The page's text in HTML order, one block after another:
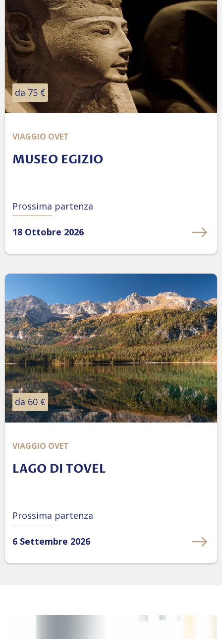
da 75 €
VIAGGIO OVET
MUSEO EGIZIO
Prossima partenza
18 Ottobre 2026
da 60 €
VIAGGIO OVET
LAGO DI TOVEL
Prossima partenza
6 Settembre 2026